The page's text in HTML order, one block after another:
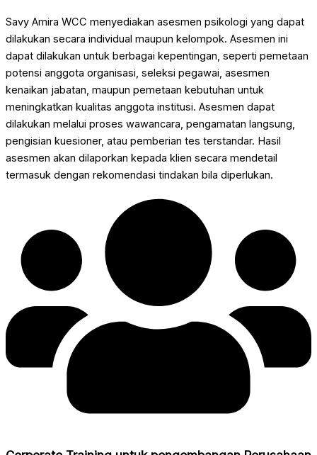
Savy Amira WCC menyediakan asesmen psikologi yang dapat
dilakukan secara individual maupun kelompok. Asesmen ini
dapat dilakukan untuk berbagai kepentingan, seperti pemetaan
potensi anggota organisasi, seleksi pegawai, asesmen
kenaikan jabatan, maupun pemetaan kebutuhan untuk
meningkatkan kualitas anggota institusi. Asesmen dapat
dilakukan melalui proses wawancara, pengamatan langsung,
pengisian kuesioner, atau pemberian tes terstandar. Hasil
asesmen akan dilaporkan kepada klien secara mendetail
termasuk dengan rekomendasi tindakan bila diperlukan.